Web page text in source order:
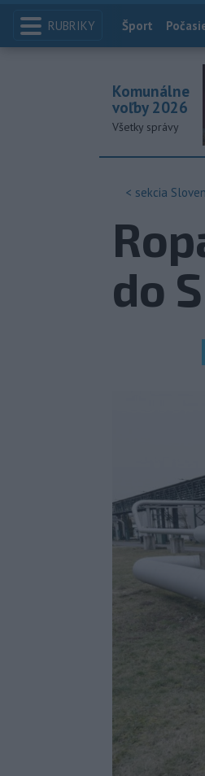
RUBRIKY Index
Šport
Komunálne
voľby 2026
Všetky správy
< sekcia
do